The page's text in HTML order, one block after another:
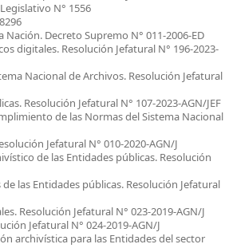
N° 1556
Decreto Supremo N° 011-2006-ED
digitales. Resolución Jefatural N° 196-2023-
Nacional de Archivos. Resolución Jefatural
Resolución Jefatural N° 107-2023-AGN/JEF
de las Normas del Sistema Nacional
Jefatural N° 010-2020-AGN/J
de las Entidades públicas. Resolución
las Entidades públicas. Resolución Jefatural
Resolución Jefatural N° 023-2019-AGN/J
Jefatural N° 024-2019-AGN/J
archivística para las Entidades del sector